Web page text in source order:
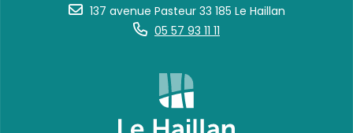
137 avenue Pasteur 33 185 Le Haillan
05 57 93 11 11